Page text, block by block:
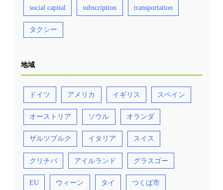
social capital subscription transportation
タクシー
地域
ドイツ アメリカ イギリス スペイン
オーストリア ソウル オランダ
ザルツブルク イタリア スイス
クリチバ アイルランド グラスゴー
EU ウィーン タイ つくば市